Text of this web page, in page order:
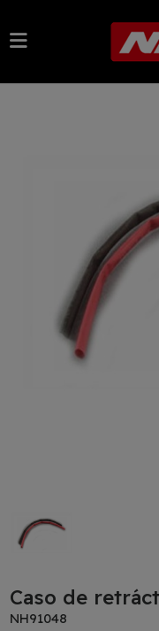
Caso de
NH91048